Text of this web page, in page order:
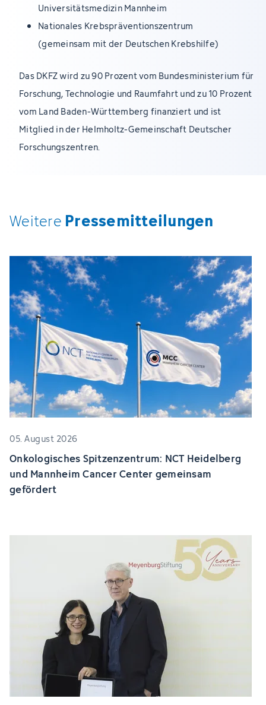
Universitätsmedizin Mannheim
Nationales Krebspräventionszentrum
(gemeinsam mit der Deutschen Krebshilfe)
Das DKFZ wird zu 90 Prozent vom Bundesministerium für
Forschung, Technologie und Raumfahrt und zu 10 Prozent
vom Land Baden-Württemberg finanziert und ist
Mitglied in der Helmholtz-Gemeinschaft Deutscher
Forschungszentren.
Weitere Pressemitteilungen
05. August 2026
Onkologisches Spitzenzentrum: NCT Heidelberg
und Mannheim Cancer Center gemeinsam
gefördert